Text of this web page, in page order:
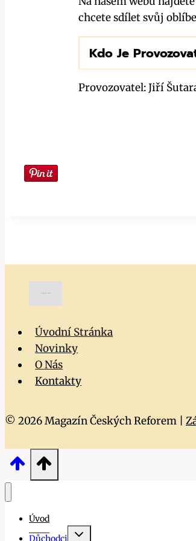
chcete sdílet svůj
Kdo Je
Provozovatel: Jiří
Úvodní Stránka
Novinky
O Nás
Kontakty
© 2026 Magazín Českých Reforem |
Úvod
Důchodci
Toggle